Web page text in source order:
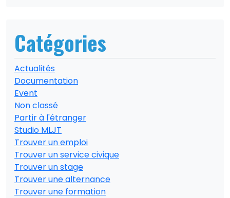
Catégories
Actualités
Documentation
Event
Non classé
Partir à l'étranger
Studio MLJT
Trouver un emploi
Trouver un service civique
Trouver un stage
Trouver une alternance
Trouver une formation